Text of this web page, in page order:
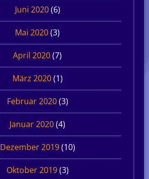
Juni 2020(6)
Mai 2020(3)
April 2020(7)
März 2020(1)
Februar 2020(3)
Januar 2020(4)
Dezember 2019(10)
Oktober 2019(3)